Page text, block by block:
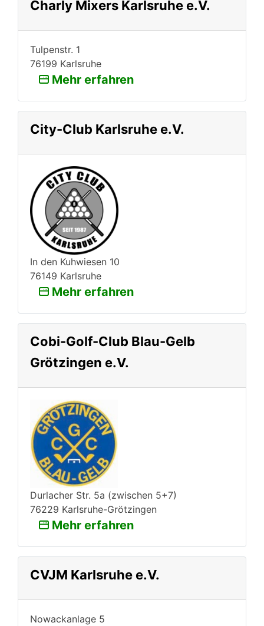
Charly Mixers Karlsruhe e.V.
Tulpenstr. 1
76199 Karlsruhe
Mehr erfahren
City-Club Karlsruhe e.V.
In den Kuhwiesen 10
76149 Karlsruhe
Mehr erfahren
Cobi-Golf-Club Blau-Gelb
Grötzingen e.V.
Durlacher Str. 5a (zwischen 5+7)
76229 Karlsruhe-Grötzingen
Mehr erfahren
CVJM Karlsruhe e.V.
Nowackanlage 5